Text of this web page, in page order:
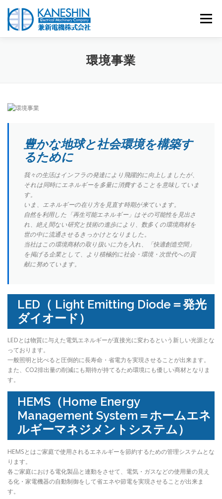
メニュー
取扱商材 WEBカタログ
環境事業
豊かな地球と社会環境を構築す
るために
我々の生活はインフラの発達により飛躍的に向上しましたが、
それは同時にエネルギーを多量に消費することを意味していま
す。
いま、エネルギーの在り方を見直す時期が来ています。
自然を利用した「再生可能エネルギー」はその可能性を見出さ
れ、絶え間ない研究と技術の進歩により、数多くの環境商材を
世の中に流通させるきっかけとなりました。
当社はこの環境商材の取り扱いに力を入れ、「快適創造空間」
を掲げる企業として、より積極的に社会・環境・次世代への貢
献に努めています。
LED（ Light Emitting Diode＝発光
ダイオード）
LEDとは物質に与えた電気エネルギーが直接光に変わるという新しい光源とな
っております。
一般照明と比べると圧倒的に長寿命・省電力を実現させることが出来ます。
また、CO2排出量の削減にも期待が持てるため環境にも優しい商材となりま
す。
HEMS（Home Energy
Management System＝ホームエネ
ルギーマネジメントシステム）
HEMSとはご家庭で使用されるエネルギーを節約するための管理システムとな
ります。
各ご家庭における電化製品と連動をさせて、電気・ガスなどの使用量の見え
る化・家電機器の自動制御をして省エネや節電を実現させることが出来ま
す。